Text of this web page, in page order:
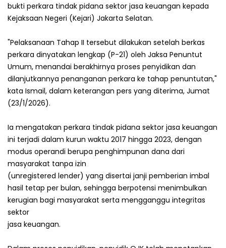
bukti perkara tindak pidana sektor jasa keuangan kepada
Kejaksaan Negeri (Kejari) Jakarta Selatan.
"Pelaksanaan Tahap II tersebut dilakukan setelah berkas
perkara dinyatakan lengkap (P-21) oleh Jaksa Penuntut
Umum, menandai berakhirnya proses penyidikan dan
dilanjutkannya penanganan perkara ke tahap penuntutan,"
kata Ismail, dalam keterangan pers yang diterima, Jumat
(23/1/2026).
Ia mengatakan perkara tindak pidana sektor jasa keuangan
ini terjadi dalam kurun waktu 2017 hingga 2023, dengan
modus operandi berupa penghimpunan dana dari
masyarakat tanpa izin
(unregistered lender) yang disertai janji pemberian imbal
hasil tetap per bulan, sehingga berpotensi menimbulkan
kerugian bagi masyarakat serta mengganggu integritas
sektor
jasa keuangan.